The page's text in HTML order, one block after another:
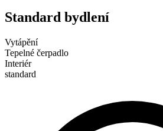
Standard bydlení
Vytápění
Tepelné čerpadlo
Interiér
standard